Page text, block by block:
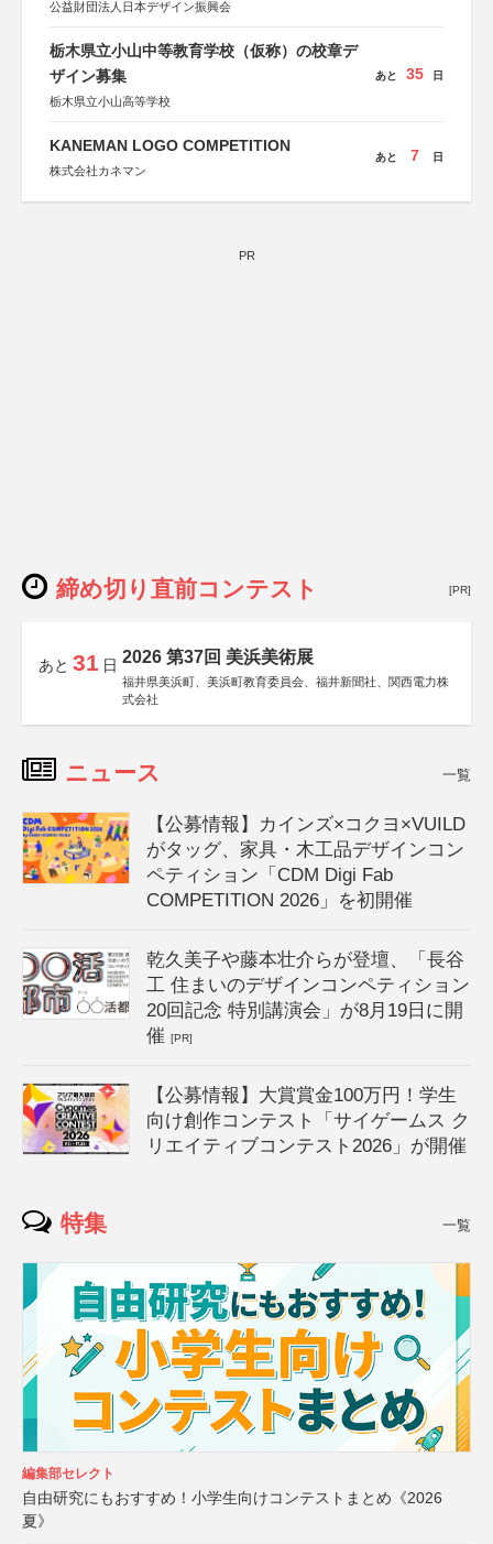
公益財団法人日本デザイン振興会
栃木県立小山中等教育学校（仮称）の校章デ
ザイン募集
栃木県立小山高等学校
あと 35 日
KANEMAN LOGO COMPETITION
株式会社カネマン
あと 7 日
PR
締め切り直前コンテスト [PR]
あと 31 日 2026 第37回 美浜美術展
福井県美浜町、美浜町教育委員会、福井新聞社、関西電力株
式会社
ニュース 一覧
【公募情報】カインズ×コクヨ×VUILD
がタッグ、家具・木工品デザインコン
ペティション「CDM Digi Fab
COMPETITION 2026」を初開催
乾久美子や藤本壮介らが登壇、「長谷
工 住まいのデザインコンペティション
20回記念 特別講演会」が8月19日に開
催[PR]
【公募情報】大賞賞金100万円！学生
向け創作コンテスト「サイゲームス ク
リエイティブコンテスト2026」が開催
特集 一覧
編集部セレクト
自由研究にもおすすめ！小学生向けコンテストまとめ《2026
夏》